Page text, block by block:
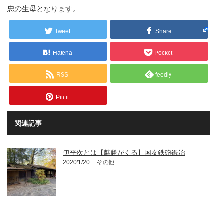
忠の生母となります。
Tweet Share
Hatena Pocket
RSS feedly
Pin it
関連記事
伊平次とは【麒麟がくる】国友鉄砲鍛冶
2020/1/20 その他